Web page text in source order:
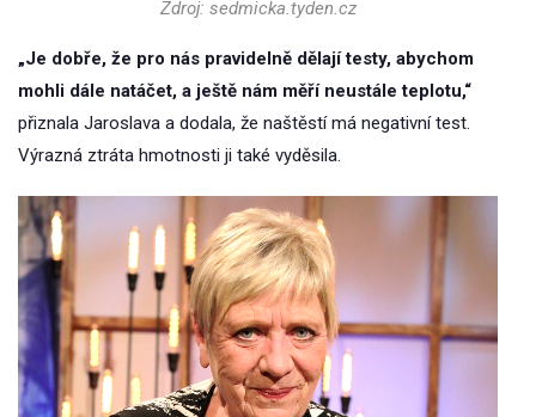
Zdroj: sedmicka.tyden.cz
„Je dobře, že pro nás pravidelně dělají testy, abychom
mohli dále natáčet, a ještě nám měří neustále teplotu,“
přiznala Jaroslava a dodala, že naštěstí má negativní test.
Výrazná ztráta hmotnosti ji také vyděsila.